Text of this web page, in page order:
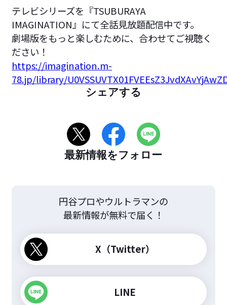
テレビシリーズを『TSUBURAYA
IMAGINATION』にて全話見放題配信中です。
劇場版をもっと楽しむために、合わせてご視聴く
ださい！
https://imagination.m-
78.jp/library/
シェアする
最新情報をフォロー
円谷プロやウルトラマンの
最新情報が無料で届く！
X（Twitter）
LINE